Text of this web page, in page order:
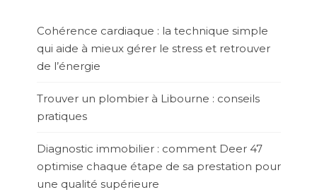
Cohérence cardiaque : la technique simple
qui aide à mieux gérer le stress et retrouver
de l’énergie
Trouver un plombier à Libourne : conseils
pratiques
Diagnostic immobilier : comment Deer 47
optimise chaque étape de sa prestation pour
une qualité supérieure